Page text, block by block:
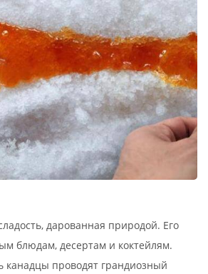
дарованная природой. Его
блюдам, десертам и коктейлям.
канадцы проводят грандиозный